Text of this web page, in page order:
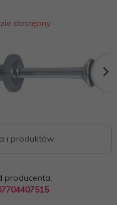
dostępny
i produktów
producenta: